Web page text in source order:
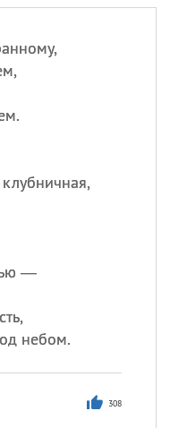
—
небом.
308